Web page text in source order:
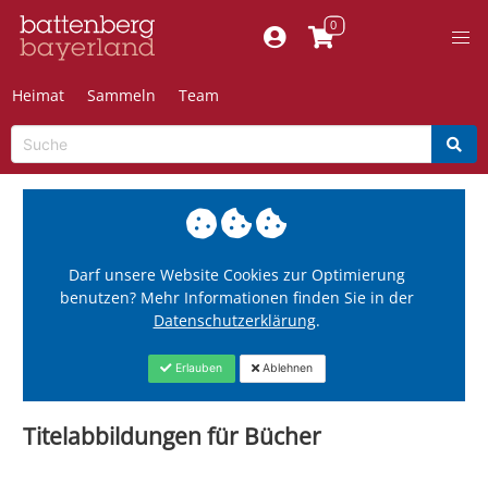
Heimat Sammeln Team
Darf unsere Website Cookies zur Optimierung
benutzen? Mehr Informationen finden Sie in der
Datenschutzerklärung.
Erlauben Ablehnen
Titelabbildungen für Bücher